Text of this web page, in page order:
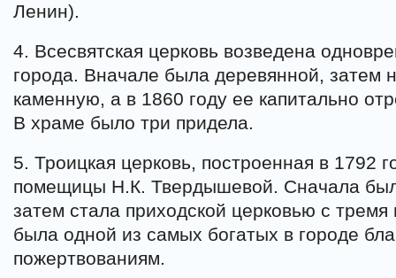
Ленин).
4. Всесвятская церковь возведена
города. Вначале была деревянной, затем
каменную, а в 1860 году ее капитально
В храме было три придела.
5. Троицкая церковь, построенная в 1792
помещицы Н.К. Твердышевой. Сначала
затем стала приходской церковью с
была одной из самых богатых в городе
пожертвованиям.